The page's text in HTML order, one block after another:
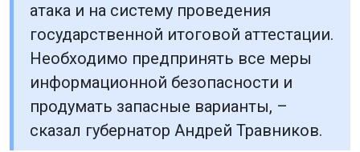
атака и на систему проведения
государственной итоговой аттестации.
Необходимо предпринять все меры
информационной безопасности и
продумать запасные варианты, –
сказал губернатор Андрей Травников.